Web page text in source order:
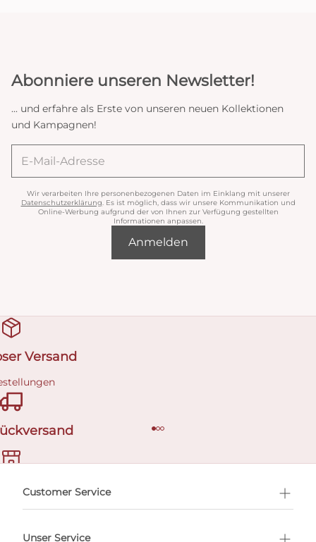
Abonniere unseren Newsletter!
... und erfahre als Erste von unseren neuen Kollektionen
und Kampagnen!
Wir verarbeiten Ihre personenbezogenen Daten im Einklang mit unserer
Datenschutzerklärung . Es ist möglich, dass wir unsere Kommunikation und
Online-Werbung aufgrund der von Ihnen zur Verfügung gestellten
Informationen anpassen.
Anmelden
Versand
buchen
Customer Service
Unser Service